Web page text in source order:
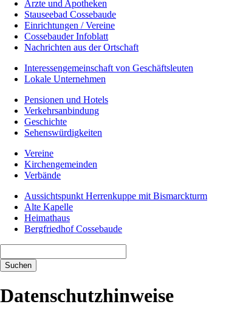
Ärzte und Apotheken
Stauseebad Cossebaude
Einrichtungen / Vereine
Cossebauder Infoblatt
Nachrichten aus der Ortschaft
Interessengemeinschaft von Geschäftsleuten
Lokale Unternehmen
Pensionen und Hotels
Verkehrsanbindung
Geschichte
Sehenswürdigkeiten
Vereine
Kirchengemeinden
Verbände
Aussichtspunkt Herrenkuppe mit Bismarckturm
Alte Kapelle
Heimathaus
Bergfriedhof Cossebaude
Suchen
Datenschutzhinweise